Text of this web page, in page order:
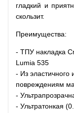
гладкий и
скользит.
Преимущества:
- ТПУ накладка
Lumia 535
- Из эластичного
повреждениям
-
- Ультратонкая